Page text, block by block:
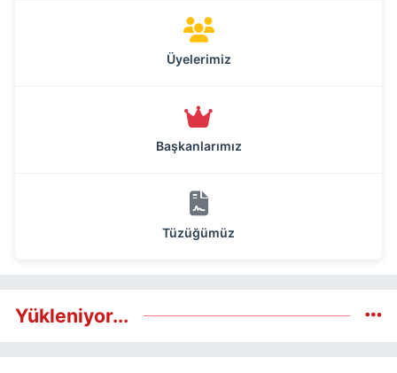
Üyelerimiz
Başkanlarımız
Tüzüğümüz
Yükleniyor...